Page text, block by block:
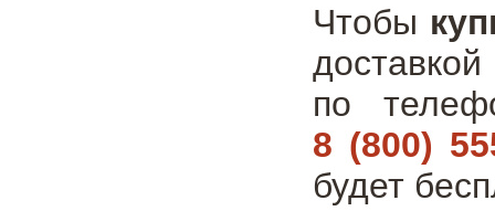
Чтобы
по
8 (800)
будет